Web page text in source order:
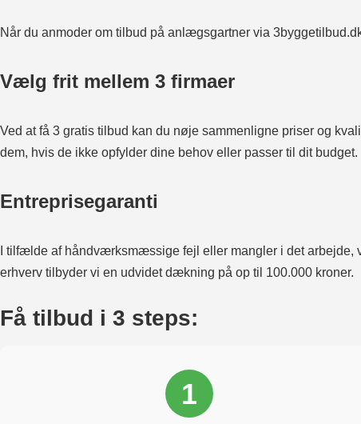
Når du anmoder om tilbud på anlægsgartner via
Vælg frit mellem 3 firmaer
Ved at få 3 gratis tilbud kan du nøje sammenligne priser og
dem, hvis de ikke opfylder dine behov eller passer til dit budget.
Entreprisegaranti
I tilfælde af håndværksmæssige fejl eller mangler i det arbejde,
erhverv tilbyder vi en udvidet dækning på op til 100.000 kroner.
Få tilbud i 3 steps:
1